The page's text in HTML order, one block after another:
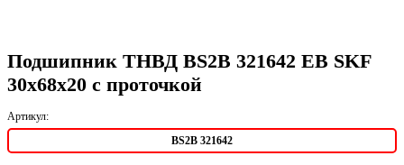
Подшипник ТНВД BS2B 321642 EB SKF
30х68х20 с проточкой
Артикул:
BS2B 321642